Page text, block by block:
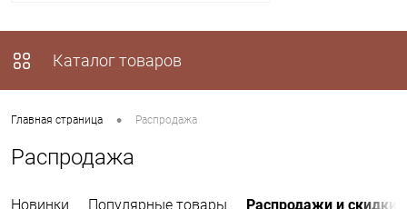
Каталог товаров
Главная страница • Распродажа
Распродажа
Новинки Популярные товары Распродажи и скидки